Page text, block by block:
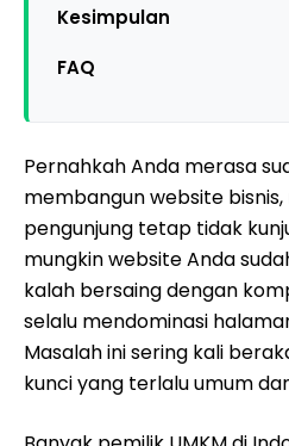
Kesimpulan
FAQ
Pernahkah Anda merasa
membangun website
pengunjung tetap tidak
mungkin website Anda
kalah bersaing dengan
selalu mendominasi
Masalah ini sering kali
kunci yang terlalu umum